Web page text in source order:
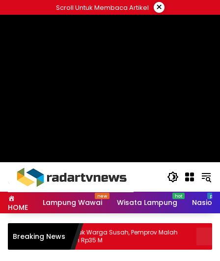
to
Scroll Untuk Membaca Artikel ×
HOME Lampung Wawai Wisata Lampung
Breaking News
Banyak Warga Susah, Pemprov Malah
Hibah Rp35 M